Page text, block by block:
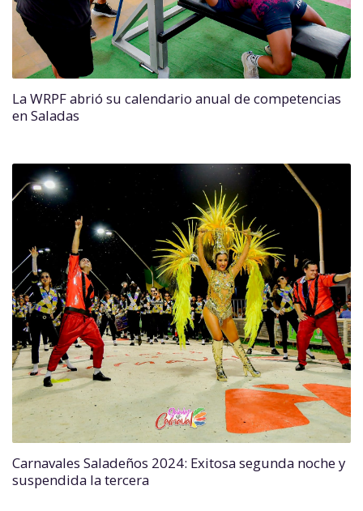
La WRPF abrió su calendario anual de competencias
en Saladas
Carnavales Saladeños 2024: Exitosa segunda noche y
suspendida la tercera